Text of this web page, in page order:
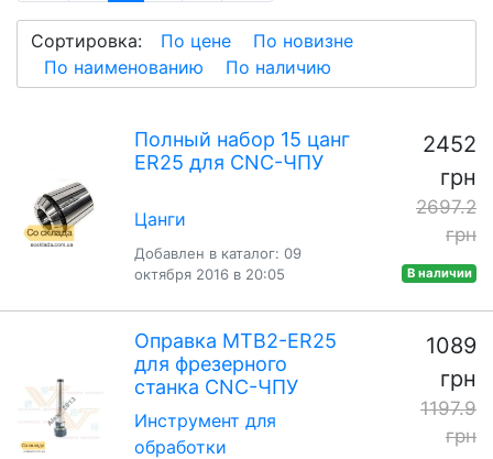
Сортировка: По цене
По новизне
По наименованию
По наличию
Полный набор 15 цанг
ER25 для CNC-ЧПУ
Цанги
Добавлен в каталог: 09
октября 2016 в 20:05
2452
грн
2697.2
грн
В наличии
Оправка MTB2-ER25
для фрезерного
станка CNC-ЧПУ
Инструмент для
обработки
1089
грн
1197.9
грн